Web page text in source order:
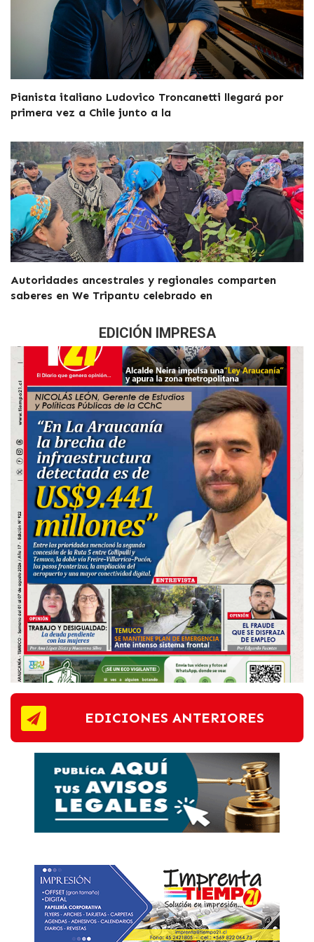
Pianista italiano Ludovico Troncanetti llegará por
primera vez a Chile junto a la
Autoridades ancestrales y regionales comparten
saberes en We Tripantu celebrado en
EDICIÓN IMPRESA
EDICIONES ANTERIORES